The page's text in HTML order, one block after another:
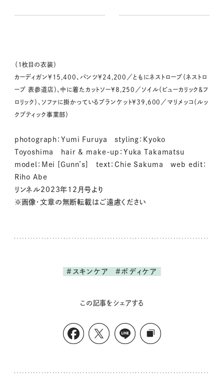
（1枚目の衣装）
カーディガン¥15,400、パンツ¥24,200／ともにネストローブ（ネストロ
ーブ 表参道店）、中に着たカットソー¥8,250／ソイル（ビューカリック&フ
ロリック）、ソファに掛かっているブランケット¥39,600／マリメッコ（ルッ
クブティック事業部）
photograph：Yumi Furuya styling：Kyoko
Toyoshima hair & make-up：Yuka Takamatsu
model：Mei [Gunn’s] text：Chie Sakuma web edit：
Riho Abe
リンネル2023年12月号より
※画像・文章の無断転載はご遠慮ください
#スキンケア #ボディケア
この記事をシェアする